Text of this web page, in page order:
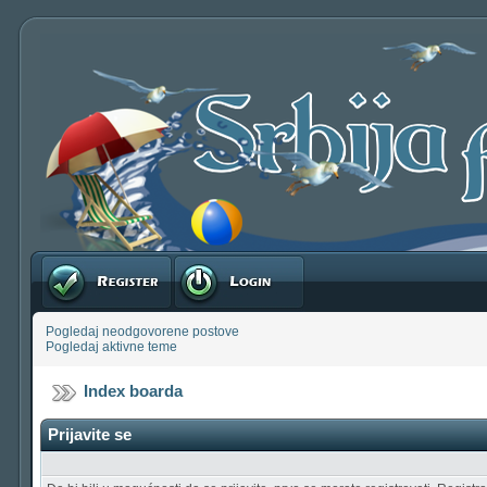
Registruj se Prijavite se
Pogledaj neodgovorene postove
Pogledaj aktivne teme
Index boarda
Prijavite se